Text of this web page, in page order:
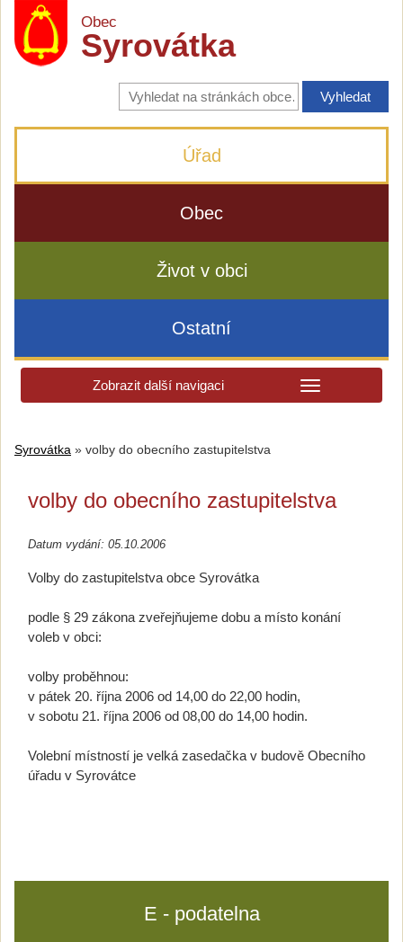
Obec
Syrovátka
Vyhledávání
na
stránkách
Úřad
Obec
Život v obci
Ostatní
Zobrazit další navigaci
Syrovátka » volby do obecního zastupitelstva
volby do obecního zastupitelstva
Datum vydání: 05.10.2006
Volby do zastupitelstva obce Syrovátka
podle § 29 zákona zveřejňujeme dobu a místo konání
voleb v obci:
volby proběhnou:
v pátek 20. října 2006 od 14,00 do 22,00 hodin,
v sobotu 21. října 2006 od 08,00 do 14,00 hodin.
Volební místností je velká zasedačka v budově Obecního
úřadu v Syrovátce
E - podatelna